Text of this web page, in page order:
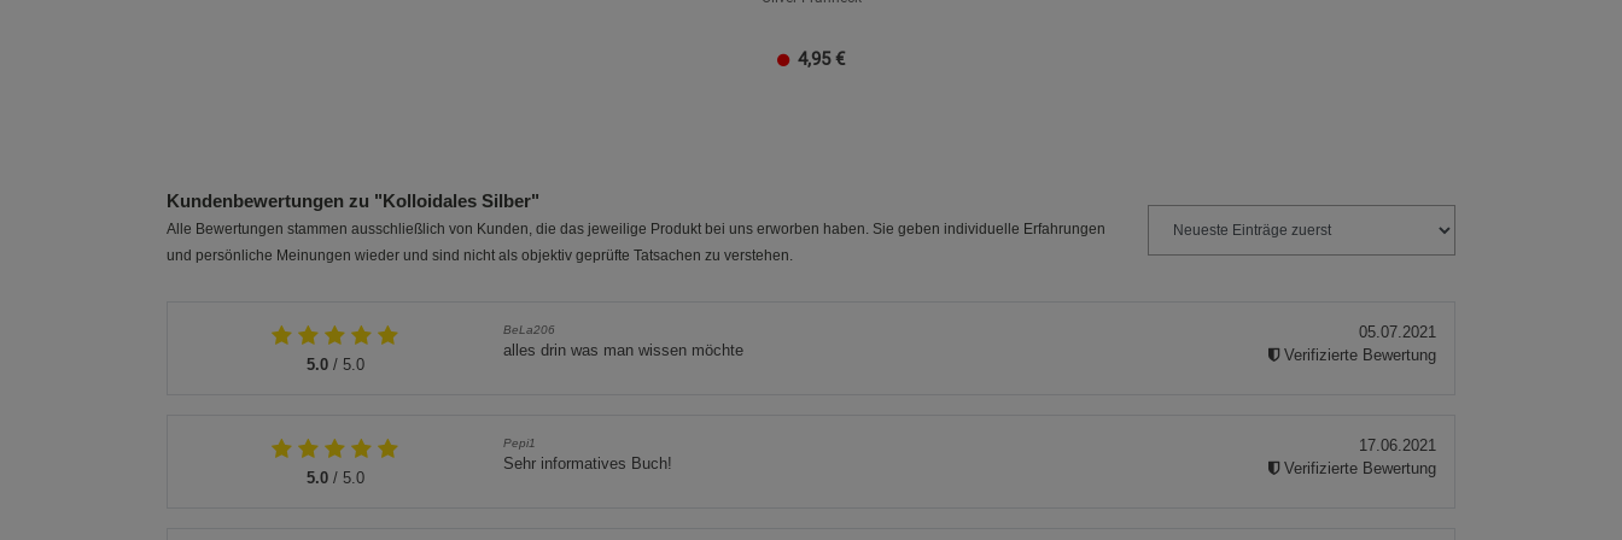
4,95 €
Kundenbewertungen zu "Kolloidales Silber"
Alle Bewertungen stammen ausschließlich von Kunden, die das jeweilige Produkt bei uns erworben haben. Sie geben individuelle Erfahrungen
und persönliche Meinungen wieder und sind nicht als objektiv geprüfte Tatsachen zu verstehen.
5.0/ 5.0
BeLa206
alles drin was man wissen möchte
05.07.2021
Verifizierte Bewertung
5.0/ 5.0
Pepi1
Sehr informatives Buch!
17.06.2021
Verifizierte Bewertung